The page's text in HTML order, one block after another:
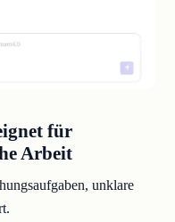
für
Arbeit
unklare